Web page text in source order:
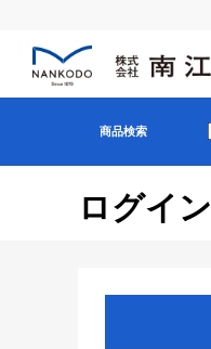
商品検索
ログイン